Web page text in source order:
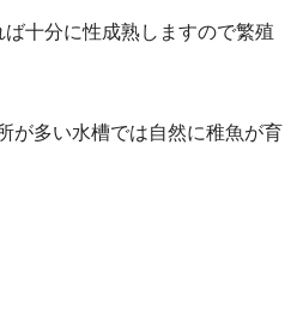
十分に性成熟しますので繁殖
が多い水槽では自然に稚魚が育